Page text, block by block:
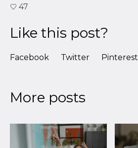
47
Like this post?
Facebook Twitter Pinterest
More posts